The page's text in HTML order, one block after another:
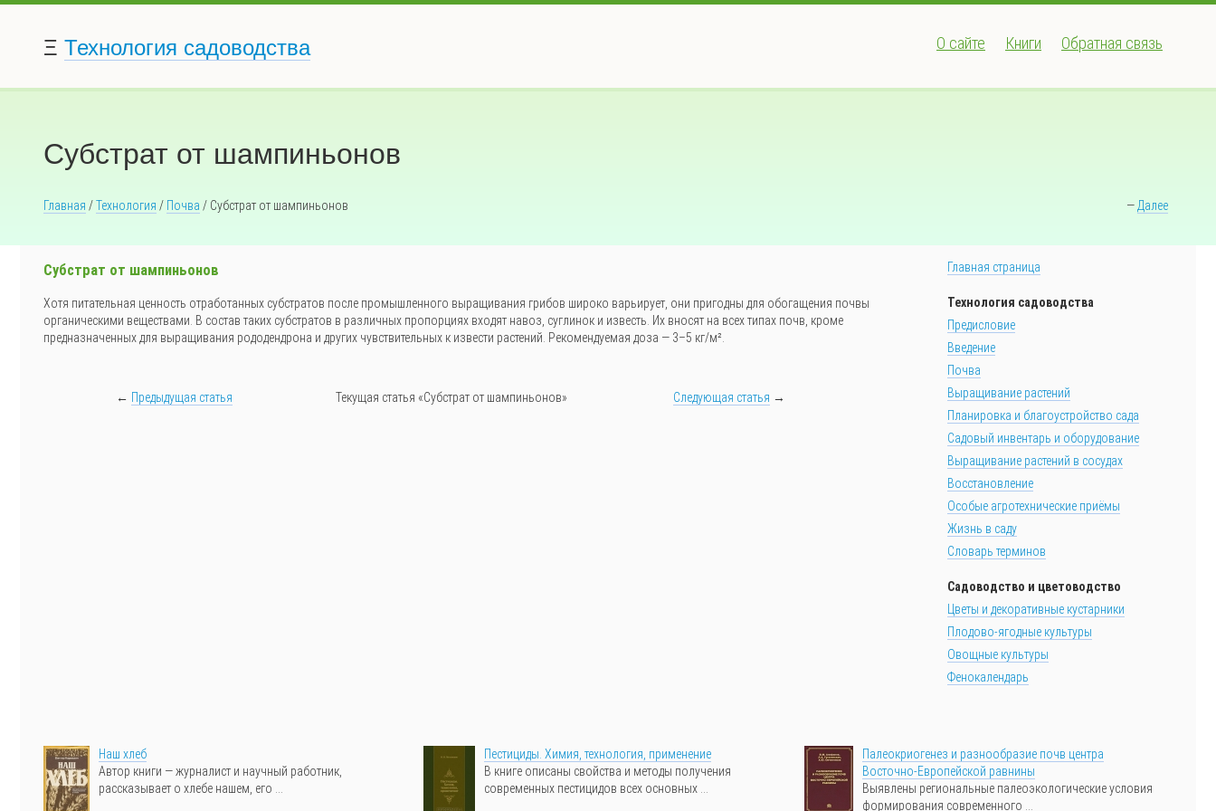
Ξ Технология садоводства О сайте Книги Обратная связь
Субстрат от шампиньонов
Главная / —Далее
Технология / Почва / Субстрат от шампиньонов
Субстрат от шампиньонов
Хотя питательная ценность отработанных субстратов после промышленного выращивания грибов широко варьирует, они пригодны для обогащения почвы
органическими веществами. В состав таких субстратов в различных пропорциях входят навоз, суглинок и известь. Их вносят на всех типах почв, кроме
предназначенных для выращивания рододендрона и других чувствительных к извести растений. Рекомендуемая доза — 3–5 кг/м².
← Предыдущая статья Текущая статья «Субстрат от шампиньонов» Следующая статья →
Главная страница
Технология садоводства
Предисловие
Введение
Почва
Выращивание растений
Планировка и благоустройство сада
Садовый инвентарь и оборудование
Выращивание растений в сосудах
Восстановление
Особые агротехнические приёмы
Жизнь в саду
Словарь терминов
Садоводство и цветоводство
Цветы и декоративные кустарники
Плодово-ягодные культуры
Овощные культуры
Фенокалендарь
Наш хлеб
Автор книги — журналист и научный работник,
рассказывает о хлебе нашем, его ...
Пестициды. Химия, технология, применение
В книге описаны свойства и методы получения
современных пестицидов всех основных ...
Палеокриогенез и разнообразие почв центра
Восточно-Европейской равнины
Выявлены региональные палеоэкологические условия
формирования современного ...